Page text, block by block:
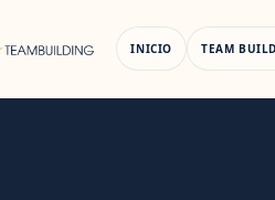
INICIO TEAM